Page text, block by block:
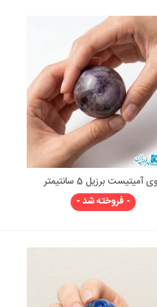
نمایش سریع
آمیتیست برزیل 5 سانتیمتر
- فروخته شد -